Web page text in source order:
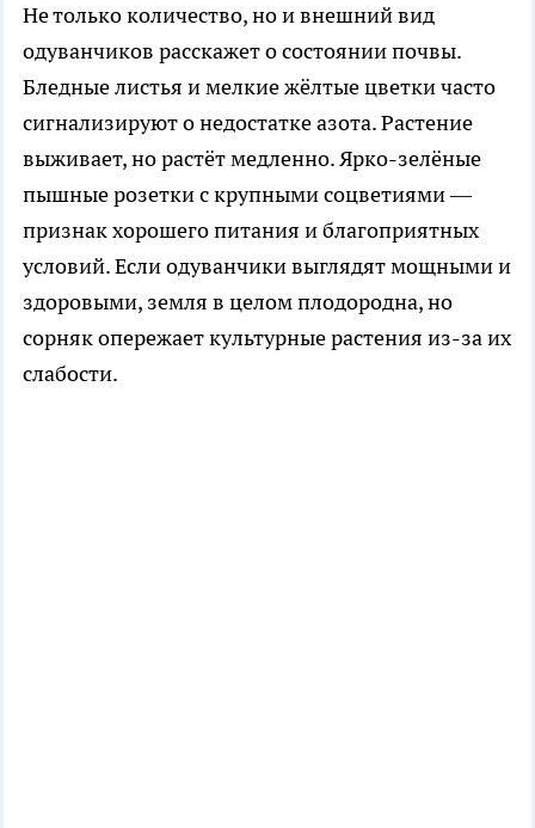
Не только количество, но и внешний вид
одуванчиков расскажет о состоянии почвы.
Бледные листья и мелкие жёлтые цветки часто
сигнализируют о недостатке азота. Растение
выживает, но растёт медленно. Ярко-зелёные
пышные розетки с крупными соцветиями —
признак хорошего питания и благоприятных
условий. Если одуванчики выглядят мощными и
здоровыми, земля в целом плодородна, но
сорняк опережает культурные растения из-за их
слабости.